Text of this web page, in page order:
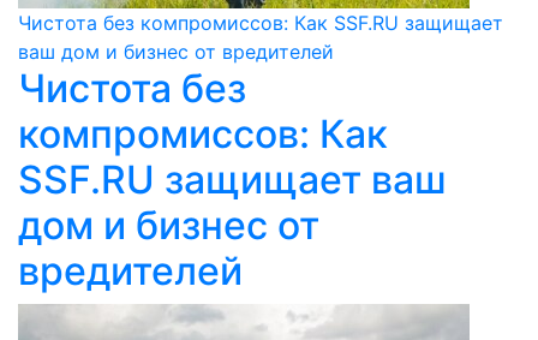
Чистота без компромиссов: Как SSF.RU защищает
ваш дом и бизнес от вредителей
Чистота без
компромиссов: Как
SSF.RU защищает ваш
дом и бизнес от
вредителей